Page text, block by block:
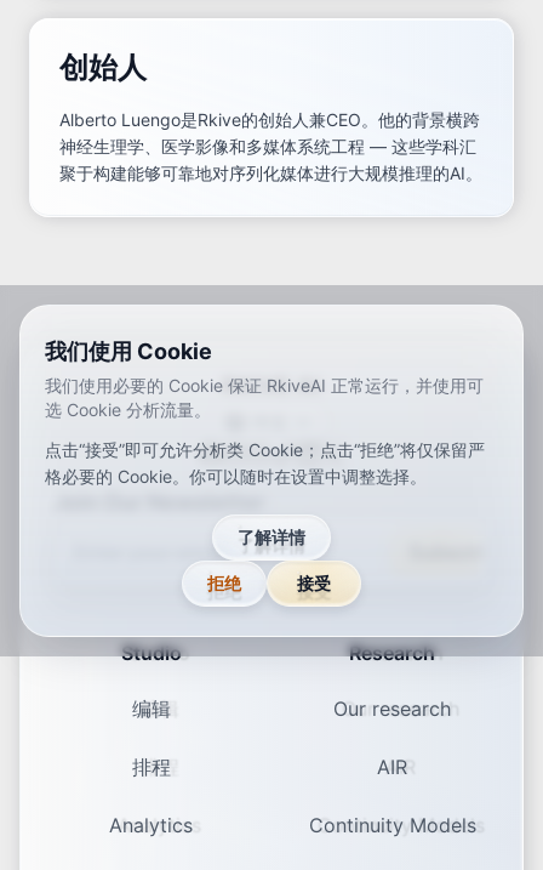
创始人
Alberto Luengo是Rkive的创始人兼CEO。他的背景横跨
神经生理学、医学影像和多媒体系统工程 — 这些学科汇
聚于构建能够可靠地对序列化媒体进行大规模推理的AI。
我们使用 Cookie
我们使用必要的 Cookie 保证 RkiveAI 正常运行，并使用可
选 Cookie 分析流量。
点击“接受”即可允许分析类 Cookie；点击“拒绝”将仅保留严
格必要的 Cookie。你可以随时在设置中调整选择。
了解详情
拒绝 接受
RKIVE AI
ardeenesfr jakoptvizhx-default
Studio
编辑
排程
Analytics
Research
Our research
AIR
Continuity Models